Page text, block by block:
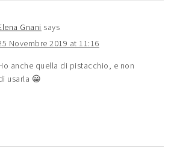
Gnani says
Novembre 2019 at 11:16
anche quella di pistacchio, e non
usarla 😀